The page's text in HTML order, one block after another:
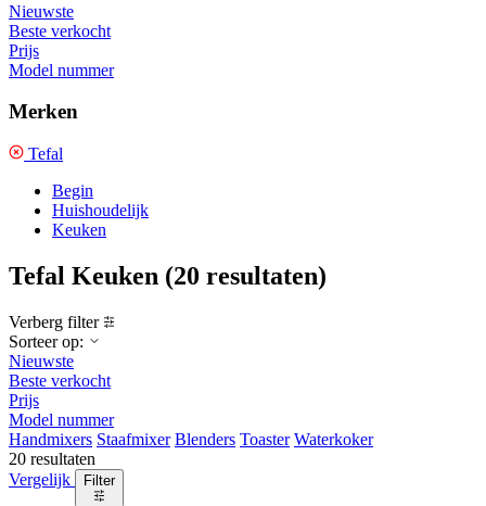
Nieuwste
Beste verkocht
Prijs
Model nummer
Merken
Tefal
Begin
Huishoudelijk
Keuken
Tefal Keuken (20 resultaten)
Verberg filter
Sorteer op:
Nieuwste
Beste verkocht
Prijs
Model nummer
Handmixers Staafmixer Blenders Toaster Waterkoker
20 resultaten
Vergelijk
Filter